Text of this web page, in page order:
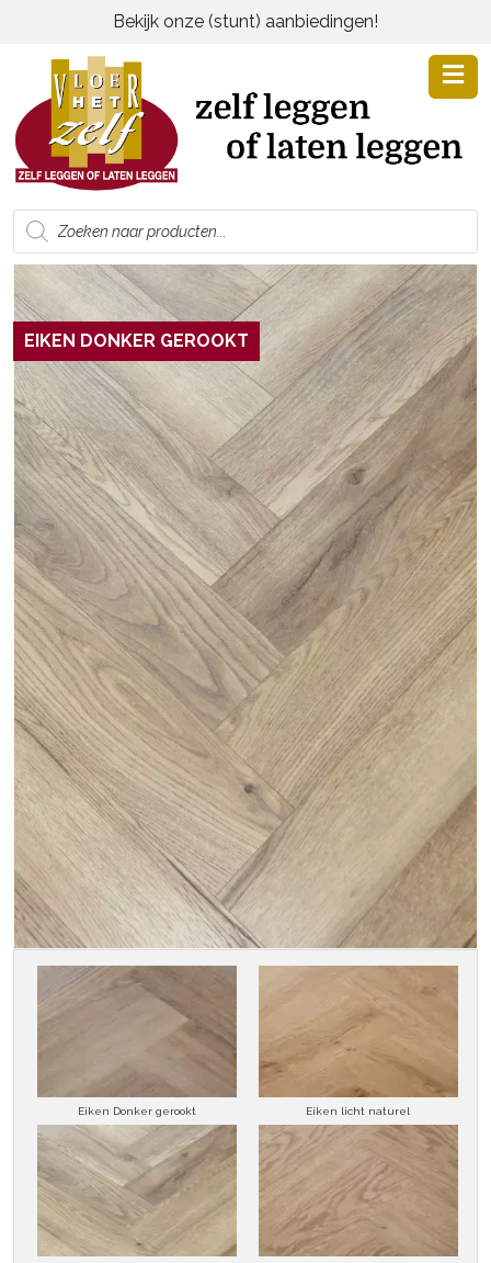
Bekijk onze (stunt) aanbiedingen!
Producten
zoeken
EIKEN DONKER GEROOKT
Eiken Donker gerookt Eiken licht naturel